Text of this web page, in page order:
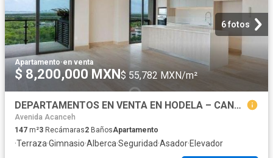
6 fotos
Apartamento·en venta
$ 8,200,000 MXN$ 55,782 MXN/m²
DEPARTAMENTOS EN VENTA EN HODELA – CANCÚN
Avenida Acanceh
147 m²3 Recámaras2 BañosApartamento
·Terraza·Gimnasio·Alberca·Seguridad·Asador·Elevador